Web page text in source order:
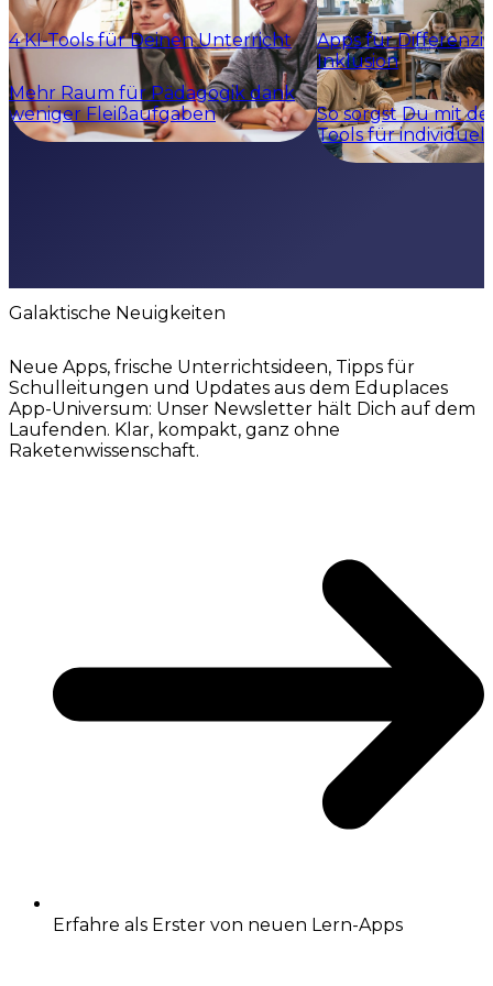
4 KI-Tools für Deinen Unterricht
Mehr Raum für Pädagogik dank
weniger Fleißaufgaben
Apps für
Inklusion
So sorgst Du mit
Tools für
Galaktische Neuigkeiten
Neue Apps, frische Unterrichtsideen, Tipps für
Schulleitungen und Updates aus dem Eduplaces
App-Universum: Unser Newsletter hält Dich auf dem
Laufenden. Klar, kompakt, ganz ohne
Raketenwissenschaft.
Erfahre als Erster von neuen Lern-Apps